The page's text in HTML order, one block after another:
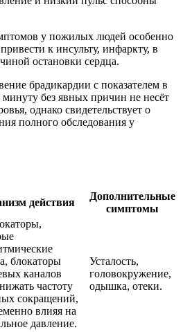
у пожилых людей особенно
к инсульту, инфаркту, в
остановки сердца.
брадикардии с показателем в
без явных причин не несёт
однако свидетельствует о
полного обследования у
действия
Дополнительные
симптомы
блокаторы
каналов
частоту
сокращений,
влияя на
давление.
Усталость,
головокружение,
одышка, отеки.